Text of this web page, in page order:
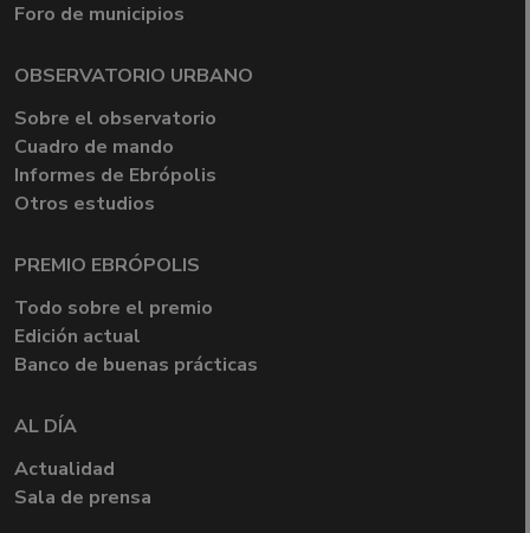
Foro de municipios
OBSERVATORIO URBANO
Sobre el observatorio
Cuadro de mando
Informes de Ebrópolis
Otros estudios
PREMIO EBRÓPOLIS
Todo sobre el premio
Edición actual
Banco de buenas prácticas
AL DÍA
Actualidad
Sala de prensa